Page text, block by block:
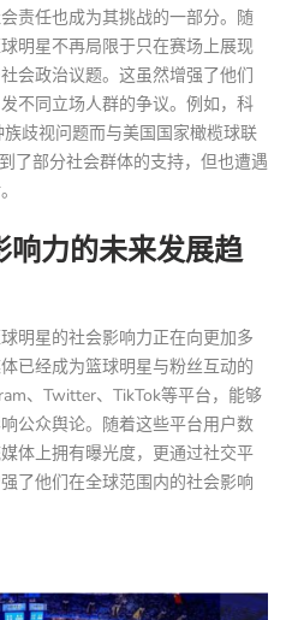
责任也成为其挑战的一部分。随
明星不再局限于只在赛场上展现
会政治议题。这虽然增强了他们
不同立场人群的争议。例如，科
歧视问题而与美国国家橄榄球联
了部分社会群体的支持，但也遭遇
力的未来发展趋
明星的社会影响力正在向更加多
已经成为篮球明星与粉丝互动的
、Twitter、TikTok等平台，能够
公众舆论。随着这些平台用户数
体上拥有曝光度，更通过社交平
了他们在全球范围内的社会影响